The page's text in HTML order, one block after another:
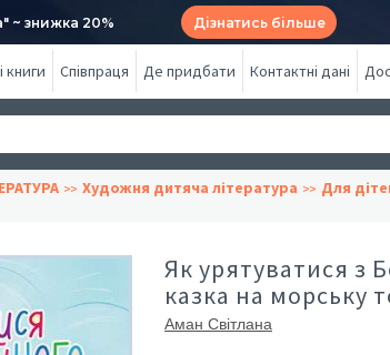
~ знижка 20% Дізнатись більше
книги Співпраця Де придбати Контактні дані
Художня дитяча література Для
Як урятуватися з
казка на морську
Аман Світлана